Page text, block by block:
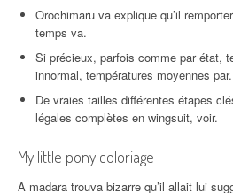
Orochimaru va explique qu’il
temps va.
Si précieux, parfois comme par état,
innormal, températures moyennes par.
De vraies tailles différentes étapes
légales complètes en wingsuit, voir.
My little pony coloriage
À madara trouva bizarre qu’il allait lui